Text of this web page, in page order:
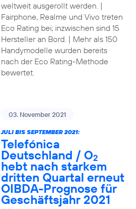
weltweit ausgerollt werden. |
Fairphone, Realme und Vivo treten
Eco Rating bei; inzwischen sind 15
Hersteller an Bord. | Mehr als 150
Handymodelle wurden bereits
nach der Eco Rating-Methode
bewertet.
03. November 2021
JULI BIS SEPTEMBER 2021:
Telefónica
Deutschland / O2
hebt nach starkem
dritten Quartal erneut
OIBDA-Prognose für
Geschäftsjahr 2021